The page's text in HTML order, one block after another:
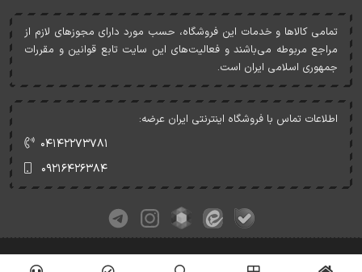
تمامی کالاها و خدمات اين فروشگاه، حسب مورد دارای مجوزهای لازم از
مراجع مربوطه می‌باشند و فعاليت‌های اين سايت تابع قوانين و مقررات
جمهوری اسلامی ايران است.
اطلاعات تماس با فروشگاه اینترنتی ایران عرضه:
۰۴۱۴۲۲۷۳۷۸۱
۰۹۲۱۶۴۲۶۳۸۴